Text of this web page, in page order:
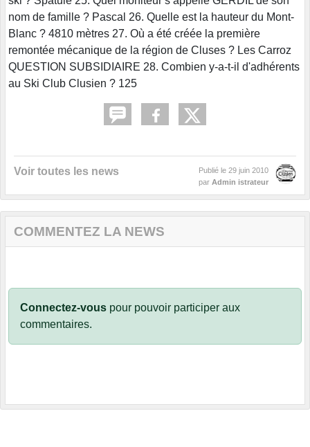
nom de famille ? Pascal 26. Quelle est la hauteur du Mont-
Blanc ? 4810 mètres 27. Où a été créée la première
remontée mécanique de la région de Cluses ? Les Carroz
QUESTION SUBSIDIAIRE 28. Combien y-a-t-il d'adhérents
au Ski Club Clusien ? 125
Voir toutes les news Publié le 29 juin 2010
par Admin istrateur
COMMENTEZ LA NEWS
Connectez-vous pour pouvoir participer aux
commentaires.